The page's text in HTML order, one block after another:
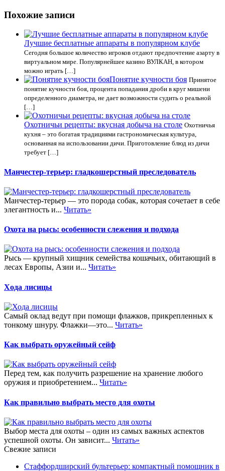
Похожие записи
Лучшие бесплатные аппараты в популярном клубе
Сегодня большое количество игроков отдают предпочтение азарту в
виртуальном мире. Популярнейшее казино ВУЛКАН, в котором
можно играть […]
Понятие кучности боя Принятое
понятие кучности боя, процента попадания дроби в круг мишени
определенного диаметра, не дает возможности судить о реальной
[…]
Охотничьи рецепты: вкусная добыча на столе Охотничья
кухня – это богатая традициями гастрономическая культура,
основанная на использовании дичи. Приготовление блюд из дичи
требует […]
Манчестер-терьер: гладкошерстный преследователь
Манчестер-терьер — это порода собак, которая сочетает в себе
элегантность и... Читать»
Охота на рысь: особенности слежения и подхода
Рысь — крупный хищник семейства кошачьих, обитающий в
лесах Европы, Азии и... Читать»
Хода лисицы
Самый оклад ведут при помощи флажков, прикрепленных к
тонкому шнуру. Флажки—это... Читать»
Как выбрать оружейный сейф
Перед тем, как получить разрешение на хранение любого
оружия и приобретением... Читать»
Как правильно выбрать место для охоты
Выбор места для охоты – один из самых важных аспектов
успешной охоты. Он зависит... Читать»
Свежие записи
Стаффордширский бультерьер: компактный помощник в